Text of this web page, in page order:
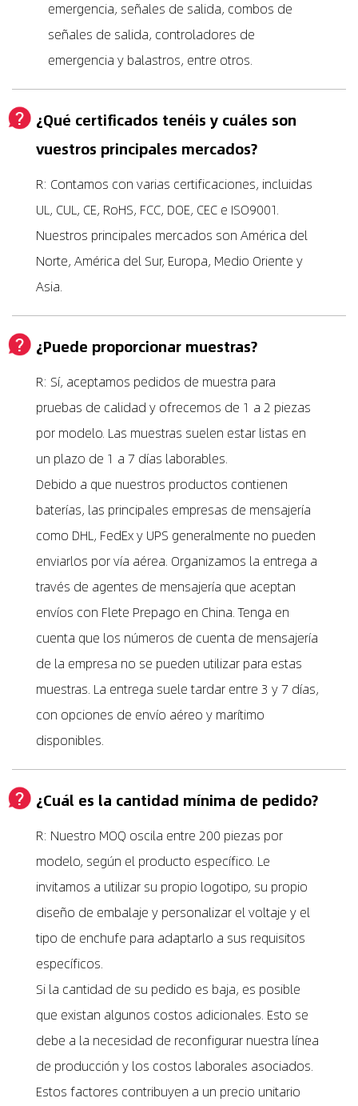
emergencia, señales de salida, combos de
señales de salida, controladores de
emergencia y balastros, entre otros.
¿Qué certificados tenéis y cuáles son
vuestros principales mercados?
R: Contamos con varias certificaciones, incluidas
UL, CUL, CE, RoHS, FCC, DOE, CEC e ISO9001.
Nuestros principales mercados son América del
Norte, América del Sur, Europa, Medio Oriente y
Asia.
¿Puede proporcionar muestras?
R: Sí, aceptamos pedidos de muestra para
pruebas de calidad y ofrecemos de 1 a 2 piezas
por modelo. Las muestras suelen estar listas en
un plazo de 1 a 7 días laborables.
Debido a que nuestros productos contienen
baterías, las principales empresas de mensajería
como DHL, FedEx y UPS generalmente no pueden
enviarlos por vía aérea. Organizamos la entrega a
través de agentes de mensajería que aceptan
envíos con Flete Prepago en China. Tenga en
cuenta que los números de cuenta de mensajería
de la empresa no se pueden utilizar para estas
muestras. La entrega suele tardar entre 3 y 7 días,
con opciones de envío aéreo y marítimo
disponibles.
¿Cuál es la cantidad mínima de pedido?
R: Nuestro MOQ oscila entre 200 piezas por
modelo, según el producto específico. Le
invitamos a utilizar su propio logotipo, su propio
diseño de embalaje y personalizar el voltaje y el
tipo de enchufe para adaptarlo a sus requisitos
específicos.
Si la cantidad de su pedido es baja, es posible
que existan algunos costos adicionales. Esto se
debe a la necesidad de reconfigurar nuestra línea
de producción y los costos laborales asociados.
Estos factores contribuyen a un precio unitario